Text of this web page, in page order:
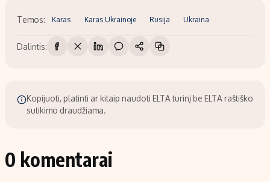
Temos: Karas Karas Ukrainoje Rusija Ukraina
Dalintis:
Kopijuoti, platinti ar kitaip naudoti ELTA turinį be ELTA raštiško
sutikimo draudžiama.
0 komentarai